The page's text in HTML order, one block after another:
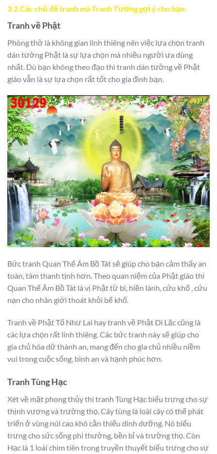
3.2.Các chủ đề tranh mà Tranh Tường gợi ý cho bạn:
Tranh về Phật
Phòng thờ là không gian linh thiêng nên việc lựa chọn tranh
dán tường Phật là sự lựa chọn mà nhiều người ưa dùng
nhất. Dù bạn không theo đạo thì tranh dán tường về Phật
giáo vẫn là sự lựa chọn rất tốt cho gia đình bạn.
Bức tranh Quan Thế Âm Bồ Tát sẽ giúp cho bạn cảm thấy an
toàn, tâm thanh tịnh hơn. Theo quan niệm của Phật giáo thì
Quan Thế Âm Bồ Tát là vị Phật từ bi, hiền lành, cứu khổ , cứu
nạn cho nhân giới thoát khỏi bể khổ.
Tranh về Phật Tổ Như Lai hay tranh về Phật Di Lặc cũng là
các lựa chọn rất linh thiêng. Các bức tranh này sẽ giúp cho
gia chủ hóa dữ thành an, mang đến cho gia chủ nhiều niềm
vui trong cuộc sống, bình an và hạnh phúc hơn.
Tranh Tùng Hạc
Xét về mặt phong thủy thì tranh Tùng Hạc biểu trưng cho sự
thịnh vượng và trường thọ. Cây tùng là loài cây có thể phát
triển ở vùng núi cao khô cằn thiếu dinh dưỡng. Nó biểu
trưng cho sức sống phi thường, bền bỉ và trường thọ. Còn
Hạc là 1 loài chim tiên trong truyền thuyết biểu trưng cho sự